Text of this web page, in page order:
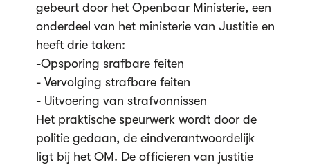
gebeurt door het Openbaar Ministerie, een
onderdeel van het ministerie van Justitie en
heeft drie taken:
-Opsporing srafbare feiten
- Vervolging strafbare feiten
- Uitvoering van strafvonnissen
Het praktische speurwerk wordt door de
politie gedaan, de eindverantwoordelijk
ligt bij het OM. De officieren van justitie